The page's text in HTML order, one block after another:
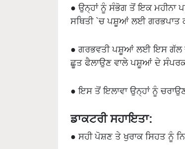
● ਉਨ੍ਹਾਂ ਨੂੰ ਸੰਭੋਗ ਤੋਂ ਇਕ ਮਹੀਨਾ
ਸਥਿਤੀ `ਚ ਪਸ਼ੂਆਂ ਲਈ ਗਰਭਪਾਤ
● ਗਰਭਵਤੀ ਪਸ਼ੂਆਂ ਲਈ ਇਸ ਗੱਲ
ਛੂਤ ਫੈਲਾਉਣ ਵਾਲੇ ਪਸ਼ੂਆਂ ਦੇ
● ਇਸ ਤੋਂ ਇਲਾਵਾ ਉਨ੍ਹਾਂ ਨੂੰ
ਡਾਕਟਰੀ ਸਹਾਇਤਾ:
● ਸਹੀ ਪੋਸ਼ਣ ਤੇ ਖੁਰਾਕ ਸਿਹਤ ਨੂੰ